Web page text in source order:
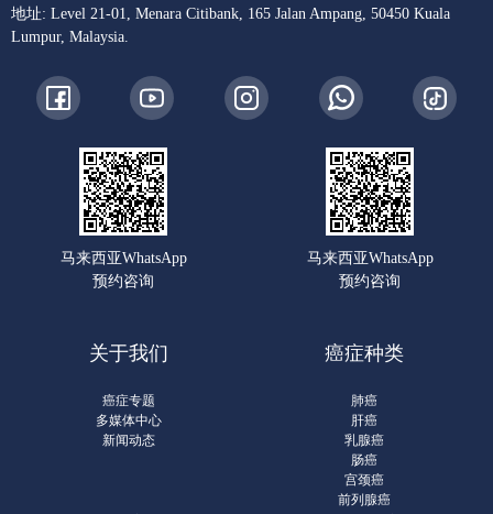
地址: Level 21-01, Menara Citibank, 165 Jalan Ampang, 50450 Kuala
Lumpur, Malaysia.
马来西亚WhatsApp
预约咨询
马来西亚WhatsApp
预约咨询
关于我们
癌症专题
多媒体中心
新闻动态
癌症种类
肺癌
肝癌
乳腺癌
肠癌
宫颈癌
前列腺癌